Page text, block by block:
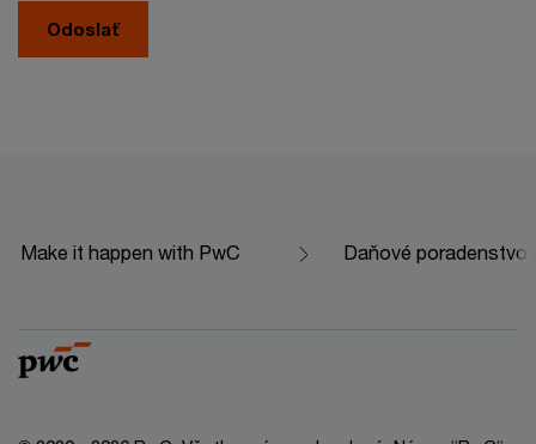
Odoslať
Make it happen with PwC Daňové poradenstvo